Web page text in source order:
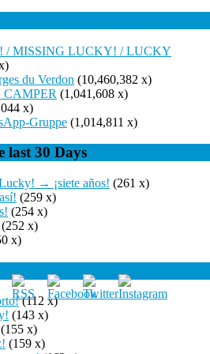
/ MISSING LUCKY! / LUCKY
du Verdon (10,460,382 x)
(1,041,608 x)
x)
Gruppe (1,014,811 x)
last 30 Days
→ ¡siete años! (261 x)
(259 x)
(254 x)
(252 x)
x)
(112 x)
(143 x)
(155 x)
(159 x)